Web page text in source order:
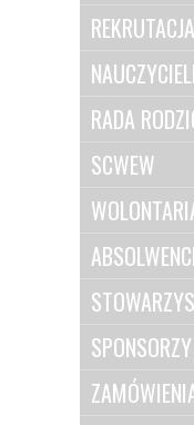
REKRUTACJA
RADA
SCWEW
ABSOLWENCI
SPONSORZY